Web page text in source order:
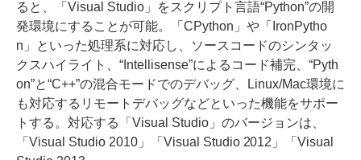
ると、「Visual Studio」をスクリプト言語“Python”の開
発環境にすることが可能。「CPython」や「IronPytho
n」といった処理系に対応し、ソースコードのシンタッ
クスハイライト、“Intellisense”によるコード補完、“Pyth
on”と“C++”の混合モードでのデバッグ、Linux/Mac環境に
も対応するリモートデバッグなどといった機能をサポー
トする。対応する「Visual Studio」のバージョンは、
「Visual Studio 2010」「Visual Studio 2012」「Visual